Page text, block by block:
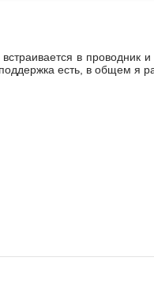
в
есть, в общем я